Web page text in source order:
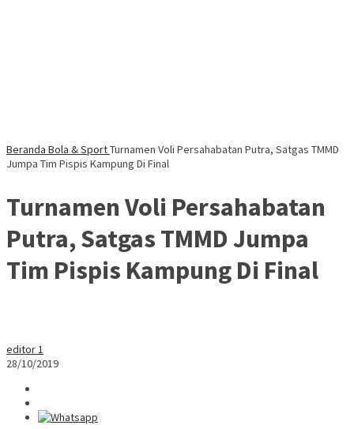
Beranda Bola & SportTurnamen Voli Persahabatan Putra, Satgas TMMD
Jumpa Tim Pispis Kampung Di Final
Turnamen Voli Persahabatan
Putra, Satgas TMMD Jumpa
Tim Pispis Kampung Di Final
editor 1
28/10/2019